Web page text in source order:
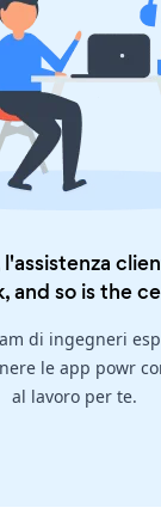
and so is the
di ingegneri
le app powr
al lavoro per te.